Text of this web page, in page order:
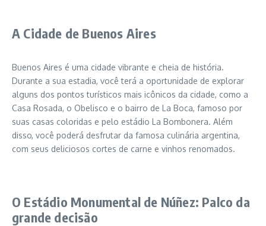
A Cidade de Buenos Aires
Buenos Aires é uma cidade vibrante e cheia de história.
Durante a sua estadia, você terá a oportunidade de explorar
alguns dos pontos turísticos mais icônicos da cidade, como a
Casa Rosada, o Obelisco e o bairro de La Boca, famoso por
suas casas coloridas e pelo estádio La Bombonera. Além
disso, você poderá desfrutar da famosa culinária argentina,
com seus deliciosos cortes de carne e vinhos renomados.
O Estádio Monumental de Núñez: Palco da
grande decisão